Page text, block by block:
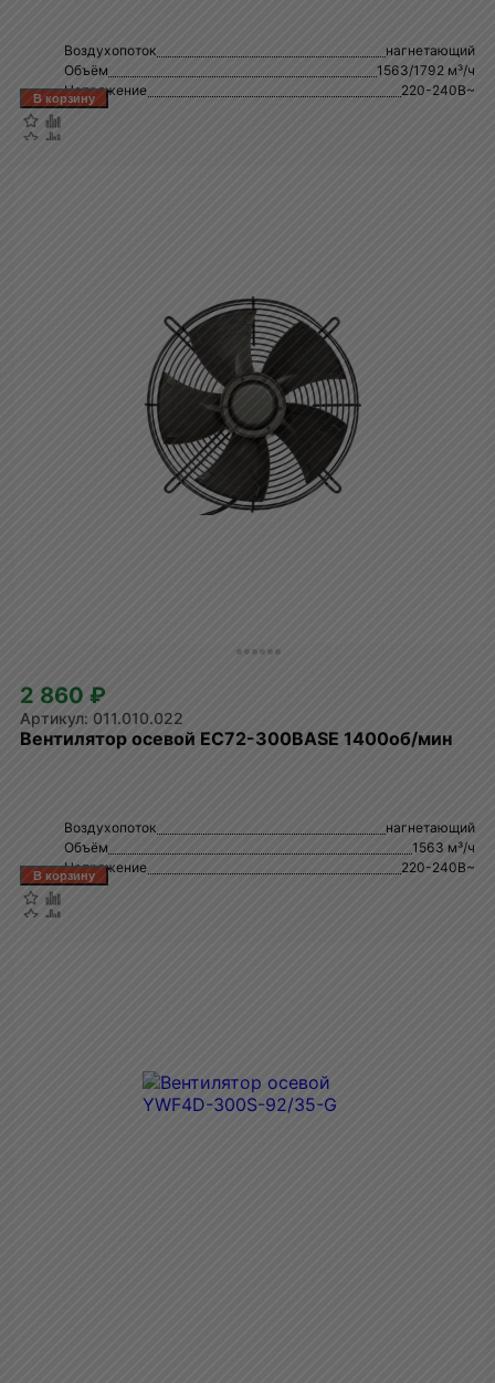
Воздухопоток
нагнетающий
Объём
1563/1792 м³/ч
Напряжение
220-240В~
2 860 ₽
011.010.022
Вентилятор осевой EC72-300BASE 1400об/мин
Воздухопоток
нагнетающий
Объём
1563 м³/ч
Напряжение
220-240В~